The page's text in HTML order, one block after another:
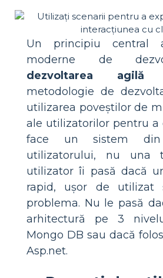
Un principiu central
moderne de
dezvoltarea agilă .
metodologie de
utilizarea poveștilor de
ale utilizatorilor pentru a
face un sistem din
utilizatorului, nu una
utilizator îi pasă dacă
rapid, ușor de utilizat
problema. Nu le pasă
arhitectură pe 3
Mongo DB sau dacă
Asp.net.